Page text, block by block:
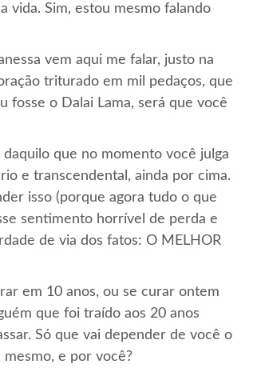
vida. Sim, estou mesmo falando
vem aqui me falar, justo na
triturado em mil pedaços, que
fosse o Dalai Lama, será que você
que no momento você julga
e transcendental, ainda por cima.
isso (porque agora tudo o que
sentimento horrível de perda e
de via dos fatos: O MELHOR
em 10 anos, ou se curar ontem
que foi traído aos 20 anos
Só que vai depender de você o
e por você?